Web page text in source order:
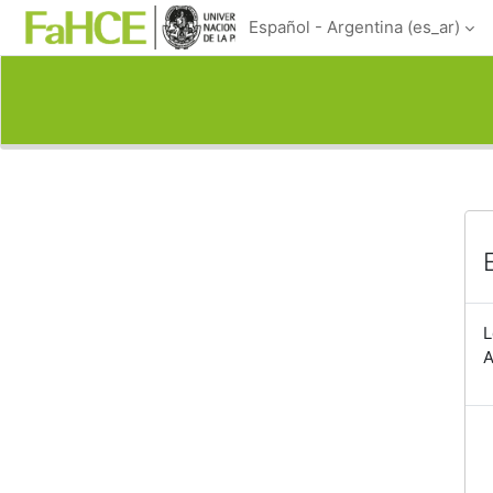
Salta al contenido principal
Español - Argentina ‎(es_ar)‎